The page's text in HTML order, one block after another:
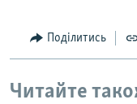
Поділитись
Читайте